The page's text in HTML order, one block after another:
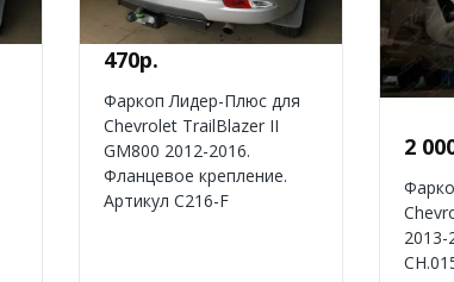
470р.
Фаркоп Лидер-Плюс для
Chevrolet TrailBlazer II
GM800 2012-2016.
Фланцевое крепление.
Артикул C216-F
2
2013-